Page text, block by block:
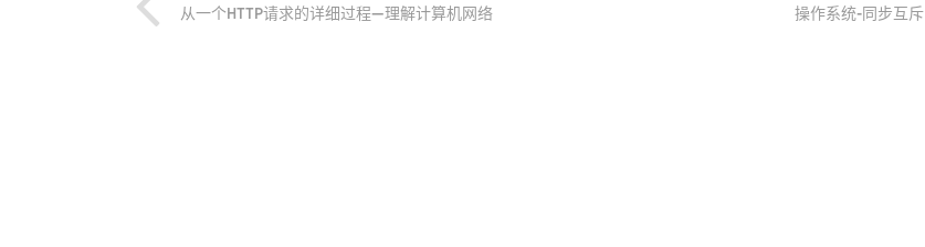
从一个HTTP请求的详细过程—理解计算机网络 操作系统-同步互斥